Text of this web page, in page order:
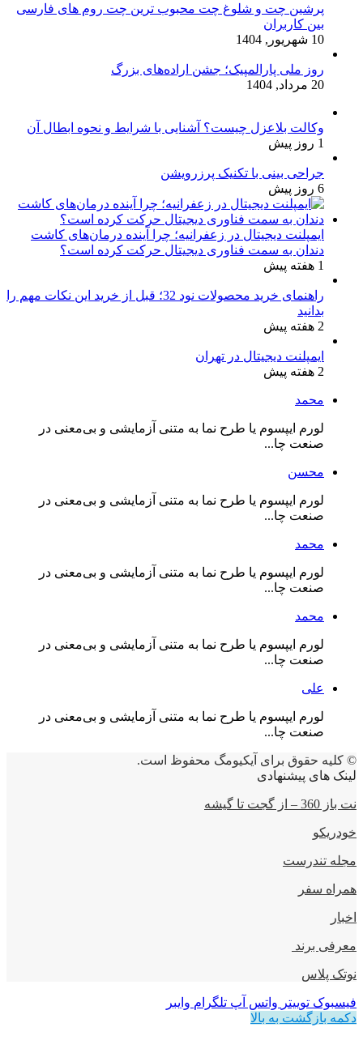
پرشین چت و شلوغ چت محبوب ترین چت روم های فارسی
بین کاربران
10 شهریور, 1404
روز ملی پارالمپیک؛ جشن اراده‌های بزرگ
20 مرداد, 1404
وکالت بلاعزل چیست؟ آشنایی با شرایط و نحوه ابطال آن
1 روز پیش
جراحی بینی با تکنیک پرزرویشن
6 روز پیش
ایمپلنت دیجیتال در زعفرانیه؛ چرا آینده درمان‌های کاشت
دندان به سمت فناوری دیجیتال حرکت کرده است؟
1 هفته پیش
راهنمای خرید محصولات نود 32؛ قبل از خرید این نکات مهم را
بدانید
2 هفته پیش
ایمپلنت دیجیتال در تهران
2 هفته پیش
محمد
لورم ایپسوم یا طرح‌ نما به متنی آزمایشی و بی‌معنی در
صنعت چا...
محسن
لورم ایپسوم یا طرح‌ نما به متنی آزمایشی و بی‌معنی در
صنعت چا...
محمد
لورم ایپسوم یا طرح‌ نما به متنی آزمایشی و بی‌معنی در
صنعت چا...
محمد
لورم ایپسوم یا طرح‌ نما به متنی آزمایشی و بی‌معنی در
صنعت چا...
علی
لورم ایپسوم یا طرح‌ نما به متنی آزمایشی و بی‌معنی در
صنعت چا...
© کلیه حقوق برای آیکیومگ محفوظ است.
لینک های پیشنهادی
نت باز 360 – از گجت تا گیشه
خودریکو
مجله‌ تندرست
همراه سفر
اخبار
معرفی برند
نوتک پلاس
فیسبوک توییتر واتس آپ تلگرام وایبر
دکمه بازگشت به بالا